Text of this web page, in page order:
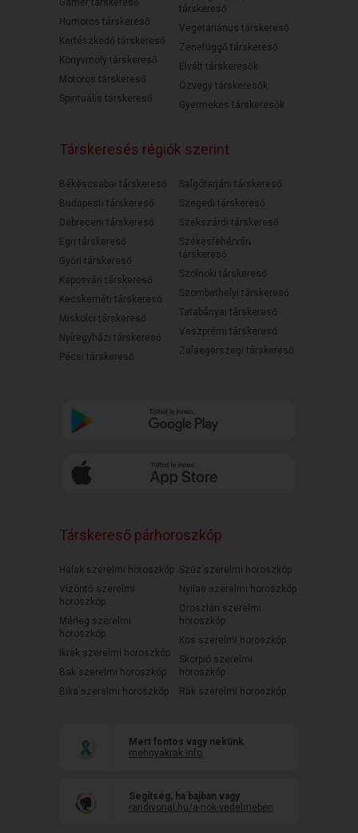
Gamer társkereső
Humoros társkereső
Kertészkedő társkereső
Könyvmoly társkereső
Motoros társkereső
Spirituális társkereső
társkereső
Vegetáriánus társkereső
Zenefüggő társkereső
Elvált társkeresők
Özvegy társkeresők
Gyermekes társkeresők
Társkeresés régiók szerint
Békéscsabai társkereső
Budapesti társkereső
Debreceni társkereső
Egri társkereső
Győri társkereső
Kaposvári társkereső
Kecskeméti társkereső
Miskolci társkereső
Nyíregyházi társkereső
Pécsi társkereső
Salgótarjáni társkereső
Szegedi társkereső
Szekszárdi társkereső
Székesfehérvári
társkereső
Szolnoki társkereső
Szombathelyi társkereső
Tatabányai társkereső
Veszprémi társkereső
Zalaegerszegi társkereső
Társkereső párhoroszkóp
Halak szerelmi horoszkóp
Vízöntő szerelmi
horoszkóp
Mérleg szerelmi
horoszkóp
Ikrek szerelmi horoszkóp
Bak szerelmi horoszkóp
Bika szerelmi horoszkóp
Szűz szerelmi horoszkóp
Nyilas szerelmi horoszkóp
Oroszlán szerelmi
horoszkóp
Kos szerelmi horoszkóp
Skorpió szerelmi
horoszkóp
Rák szerelmi horoszkóp
Mert fontos vagy nekünk
mehnyakrak.info
Segítség, ha bajban vagy
randivonal.hu/a-nok-vedelmeben